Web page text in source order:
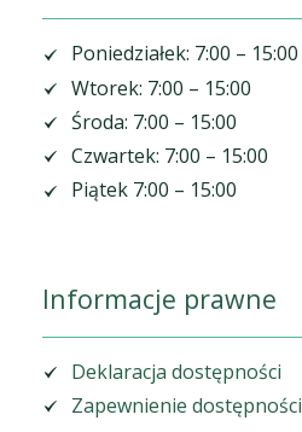
Poniedziałek: 7:00 – 15:00
Wtorek: 7:00 – 15:00
Środa: 7:00 – 15:00
Czwartek: 7:00 – 15:00
Piątek 7:00 – 15:00
Informacje prawne
Deklaracja dostępności
Zapewnienie dostępności